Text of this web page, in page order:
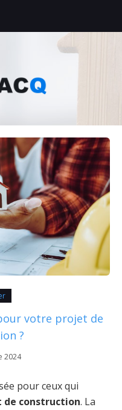
votre projet de
?
2024
pour ceux qui
de construction. La